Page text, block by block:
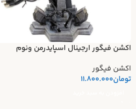
اکشن فیگور ارجینال اسپایدرمن ونوم
اکشن فیگور
تومان11.800.000